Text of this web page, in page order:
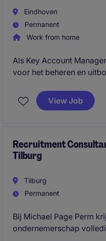
Eindhoven
Permanent
Work from home
Als Key Account
voor het beheren en
fungeert als strategisch
klanten en vertaalt hun
intensief samen met
engineering, operations
View Job
Recruitment
Tilburg
Tilburg
Permanent
Bij Michael Page Perm
ondernemerschap